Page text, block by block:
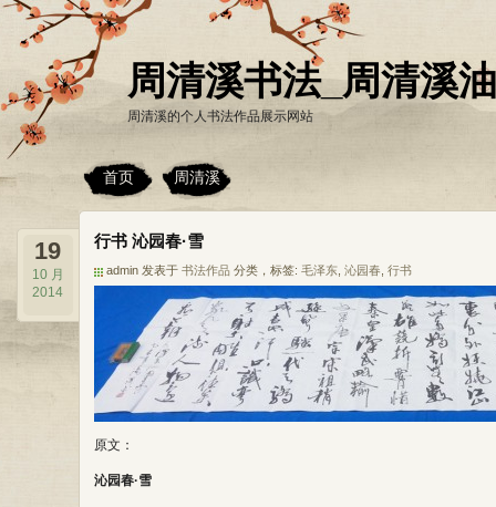
周清溪书法_周清溪
周清溪的个人书法作品展示网站
首页 周清溪
行书 沁园春·雪
admin 发表于 书法作品 分类，标签: 毛泽东 沁园春 行书
19
10 月
2014
原文：
沁园春·雪